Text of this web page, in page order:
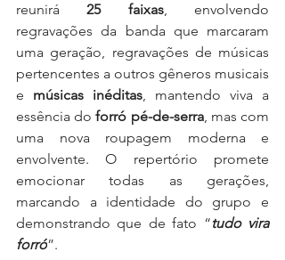
reunirá 25 faixas, envolvendo
regravações da banda que marcaram
uma geração, regravações de músicas
pertencentes a outros gêneros musicais
e músicas inéditas, mantendo viva a
essência do forró pé-de-serra, mas com
uma nova roupagem moderna e
envolvente. O repertório promete
emocionar todas as gerações,
marcando a identidade do grupo e
demonstrando que de fato “tudo vira
forró”.